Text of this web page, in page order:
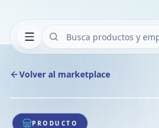
Volver al marketplace
1/1
PRODUCTO